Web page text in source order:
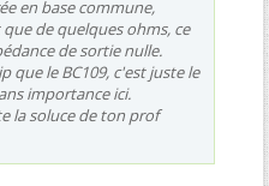
en base commune,
de quelques ohms, ce
de sortie nulle.
que le BC109, c'est juste le
importance ici.
la soluce de ton prof